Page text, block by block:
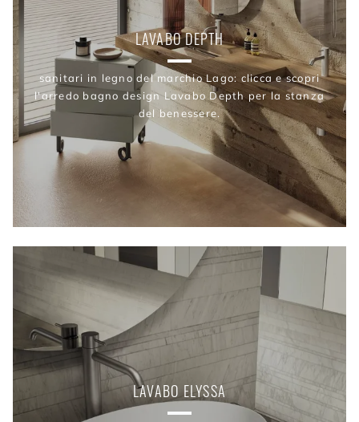
LAVABO DEPTH
sanitari in legno del marchio Lago: clicca e scopri
l'arredo bagno design Lavabo Depth per la stanza
del benessere.
LAVABO ELYSSA